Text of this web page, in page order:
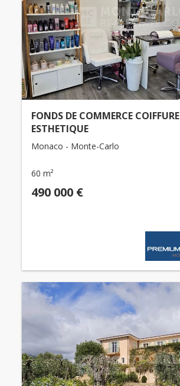
FONDS DE COMMERCE COIFFURE
ESTHETIQUE
Monaco - Monte-Carlo
60 m²
490 000 €